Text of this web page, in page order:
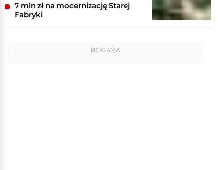
7 mln zł na modernizację Starej
Fabryki
REKLAMA